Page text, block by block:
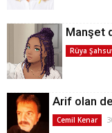
Manşet
Rüya
Arif olan
Cemil Kenar